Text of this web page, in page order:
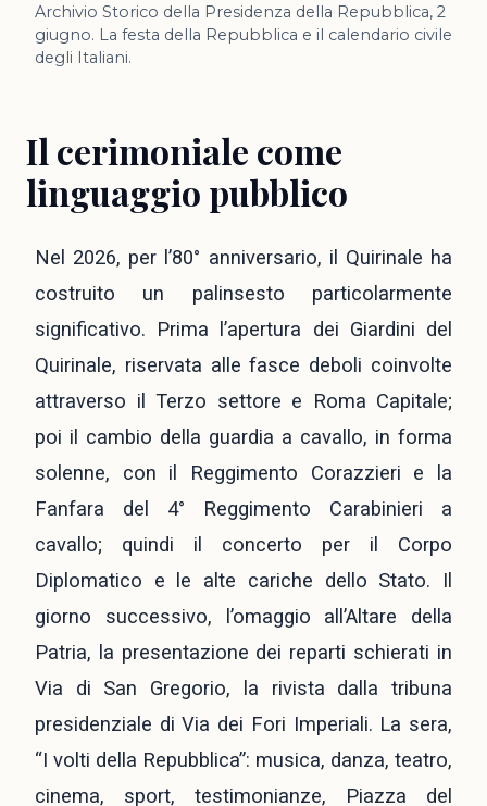
Archivio Storico della Presidenza della Repubblica, 2
giugno. La festa della Repubblica e il calendario civile
degli Italiani.
Il cerimoniale come
linguaggio pubblico
Nel 2026, per l’80° anniversario, il Quirinale ha
costruito un palinsesto particolarmente
significativo. Prima l’apertura dei Giardini del
Quirinale, riservata alle fasce deboli coinvolte
attraverso il Terzo settore e Roma Capitale;
poi il cambio della guardia a cavallo, in forma
solenne, con il Reggimento Corazzieri e la
Fanfara del 4° Reggimento Carabinieri a
cavallo; quindi il concerto per il Corpo
Diplomatico e le alte cariche dello Stato. Il
giorno successivo, l’omaggio all’Altare della
Patria, la presentazione dei reparti schierati in
Via di San Gregorio, la rivista dalla tribuna
presidenziale di Via dei Fori Imperiali. La sera,
“I volti della Repubblica”: musica, danza, teatro,
cinema, sport, testimonianze, Piazza del